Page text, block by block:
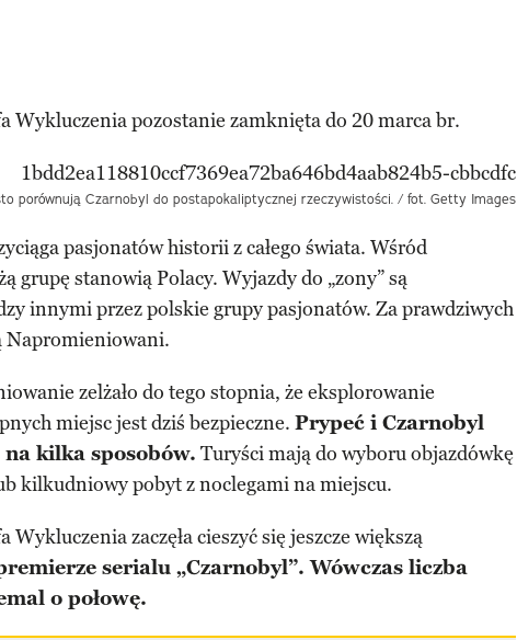
Wykluczenia pozostanie zamknięta do 20 marca br.
porównują Czarnobyl do postapokaliptycznej rzeczywistości. / fot. Getty Images
pasjonatów historii z całego świata. Wśród
grupę stanowią Polacy. Wyjazdy do „zony” są
innymi przez polskie grupy pasjonatów. Za prawdziwych
Napromieniowani.
zelżało do tego stopnia, że eksplorowanie
miejsc jest dziś bezpieczne. Prypeć i Czarnobyl
kilka sposobów. Turyści mają do wyboru objazdówkę
kilkudniowy pobyt z noclegami na miejscu.
Wykluczenia zaczęła cieszyć się jeszcze większą
serialu „Czarnobyl”. Wówczas liczba
o połowę.